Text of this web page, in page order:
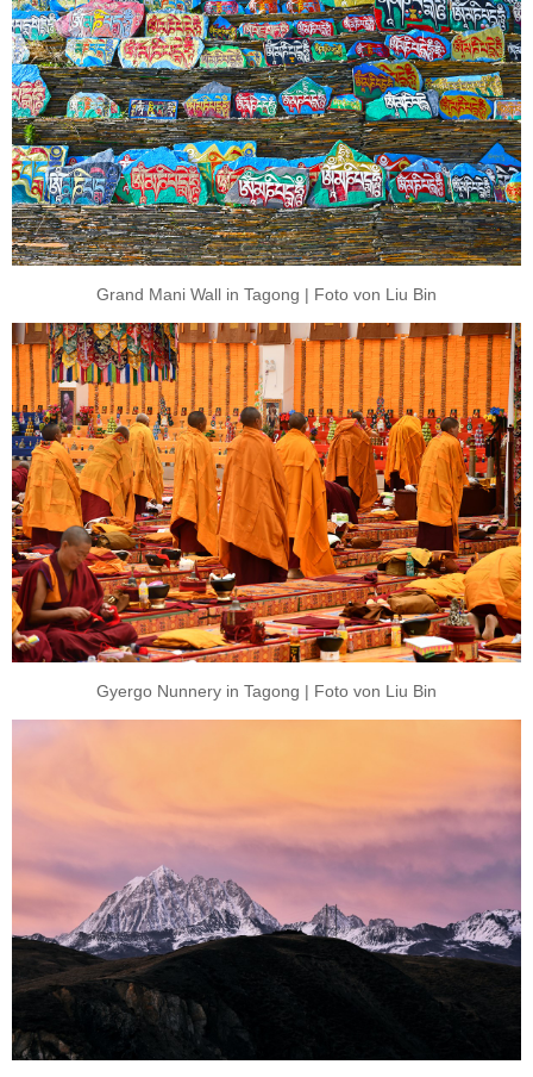
Grand Mani Wall in Tagong | Foto von Liu Bin
Gyergo Nunnery in Tagong | Foto von Liu Bin